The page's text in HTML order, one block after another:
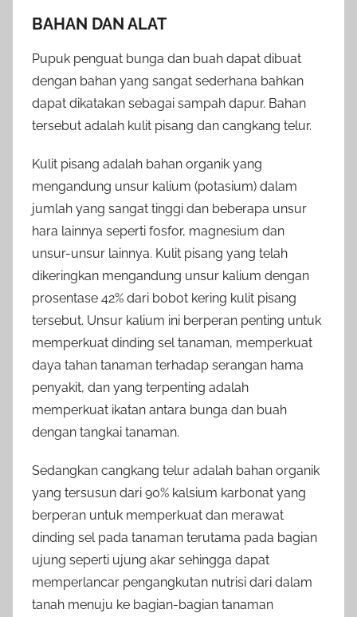
BAHAN DAN ALAT
Pupuk penguat bunga dan buah dapat dibuat
dengan bahan yang sangat sederhana bahkan
dapat dikatakan sebagai sampah dapur. Bahan
tersebut adalah kulit pisang dan cangkang telur.
Kulit pisang adalah bahan organik yang
mengandung unsur kalium (potasium) dalam
jumlah yang sangat tinggi dan beberapa unsur
hara lainnya seperti fosfor, magnesium dan
unsur-unsur lainnya. Kulit pisang yang telah
dikeringkan mengandung unsur kalium dengan
prosentase 42% dari bobot kering kulit pisang
tersebut. Unsur kalium ini berperan penting untuk
memperkuat dinding sel tanaman, memperkuat
daya tahan tanaman terhadap serangan hama
penyakit, dan yang terpenting adalah
memperkuat ikatan antara bunga dan buah
dengan tangkai tanaman.
Sedangkan cangkang telur adalah bahan organik
yang tersusun dari 90% kalsium karbonat yang
berperan untuk memperkuat dan merawat
dinding sel pada tanaman terutama pada bagian
ujung seperti ujung akar sehingga dapat
memperlancar pengangkutan nutrisi dari dalam
tanah menuju ke bagian-bagian tanaman